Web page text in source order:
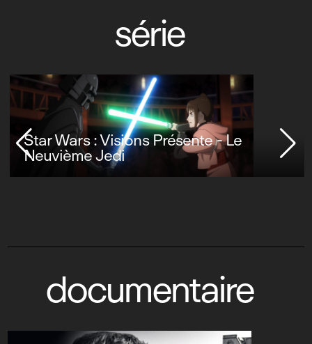
série
Star Wars : Visions Présente - Le
Neuvième Jedi
documentaire